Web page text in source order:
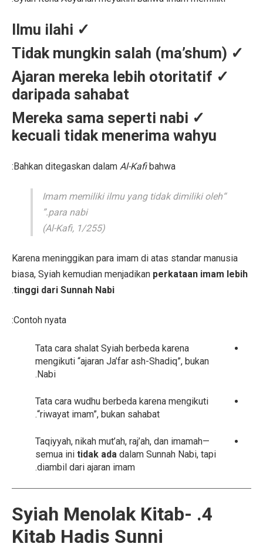
✓ Ilmu ilahi
✓ Tidak mungkin salah (ma’shum)
✓ Ajaran mereka lebih otoritatif
daripada sahabat
✓ Mereka sama seperti nabi
kecuali tidak menerima wahyu
Bahkan ditegaskan dalam Al-Kafibahwa:
“Imam memiliki ilmu yang tidak dimiliki oleh
para nabi.”
(
Al-Kafi, 1/255)
Karena meninggikan para imam di atas standar manusia
biasa, Syiah kemudian menjadikan perkataan imam lebih
tinggi dari Sunnah Nabi
.
Contoh nyata:
Tata cara shalat Syiah berbeda karena
mengikuti “ajaran Ja’far ash-Shadiq”, bukan
Nabi.
Tata cara wudhu berbeda karena mengikuti
“riwayat imam”, bukan sahabat.
Taqiyyah, nikah mut’ah, raj’ah, dan imamah—
semua ini tidak ada dalam Sunnah Nabi, tapi
diambil dari ajaran imam.
4. Syiah Menolak Kitab-
Kitab Hadis Sunni